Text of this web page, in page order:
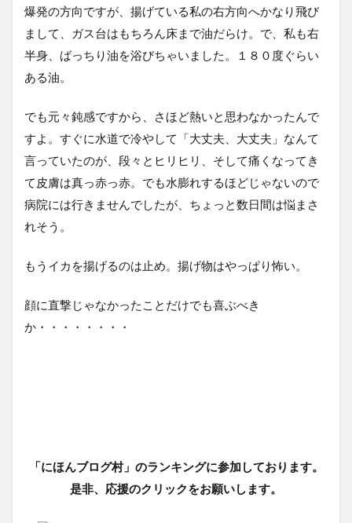
爆発の方向ですが、揚げている私の右方向へかなり飛び
まして、ガス台はもちろん床まで油だらけ。で、私も右
半身、ばっちり油を浴びちゃいました。１８０度ぐらい
ある油。
でも元々鈍感ですから、さほど熱いと思わなかったんで
すよ。すぐに水道で冷やして「大丈夫、大丈夫」なんて
言っていたのが、段々とヒリヒリ、そして痛くなってき
て皮膚は真っ赤っ赤。でも水膨れするほどじゃないので
病院には行きませんでしたが、ちょっと数日間は悩まさ
れそう。
もうイカを揚げるのは止め。揚げ物はやっぱり怖い。
顔に直撃じゃなかったことだけでも喜ぶべき
か・・・・・・・・
「にほんブログ村」のランキングに参加しております。
是非、応援のクリックをお願いします。